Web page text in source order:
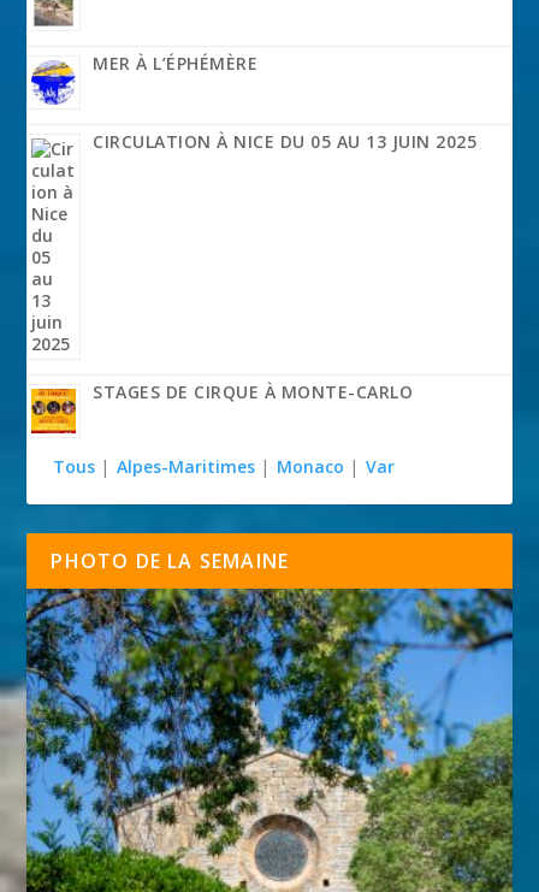
MER À L’ÉPHÉMÈRE
CIRCULATION À NICE DU 05 AU 13 JUIN 2025
STAGES DE CIRQUE À MONTE-CARLO
Tous | Alpes-Maritimes | Monaco | Var
PHOTO DE LA SEMAINE